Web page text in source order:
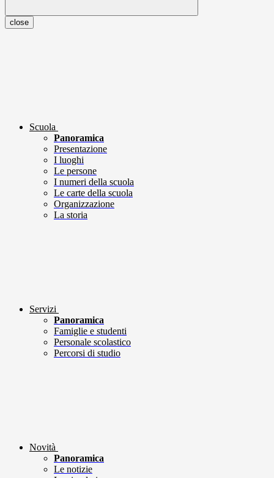
close
Scuola
Panoramica
Presentazione
I luoghi
Le persone
I numeri della scuola
Le carte della scuola
Organizzazione
La storia
Servizi
Panoramica
Famiglie e studenti
Personale scolastico
Percorsi di studio
Novità
Panoramica
Le notizie